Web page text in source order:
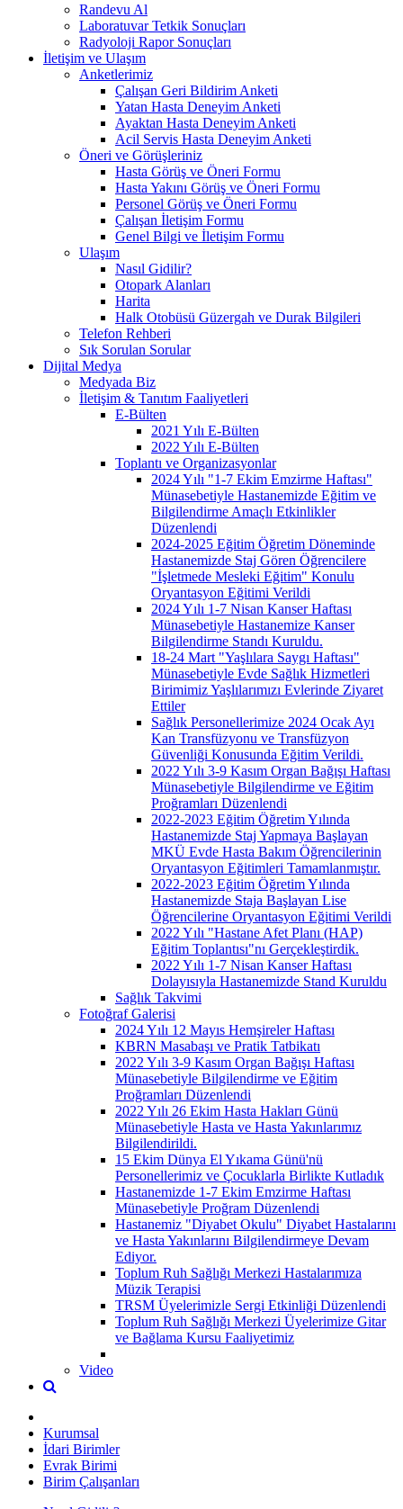
Randevu Al
Laboratuvar Tetkik Sonuçları
Radyoloji Rapor Sonuçları
İletişim ve Ulaşım
Anketlerimiz
Çalışan Geri Bildirim Anketi
Yatan Hasta Deneyim Anketi
Ayaktan Hasta Deneyim Anketi
Acil Servis Hasta Deneyim Anketi
Öneri ve Görüşleriniz
Hasta Görüş ve Öneri Formu
Hasta Yakını Görüş ve Öneri Formu
Personel Görüş ve Öneri Formu
Çalışan İletişim Formu
Genel Bilgi ve İletişim Formu
Ulaşım
Nasıl Gidilir?
Otopark Alanları
Harita
Halk Otobüsü Güzergah ve Durak Bilgileri
Telefon Rehberi
Sık Sorulan Sorular
Dijital Medya
Medyada Biz
İletişim & Tanıtım Faaliyetleri
E-Bülten
2021 Yılı E-Bülten
2022 Yılı E-Bülten
Toplantı ve Organizasyonlar
2024 Yılı "1-7 Ekim Emzirme Haftası"
Münasebetiyle Hastanemizde Eğitim ve
Bilgilendirme Amaçlı Etkinlikler
Düzenlendi
2024-2025 Eğitim Öğretim Döneminde
Hastanemizde Staj Gören Öğrencilere
"İşletmede Mesleki Eğitim" Konulu
Oryantasyon Eğitimi Verildi
2024 Yılı 1-7 Nisan Kanser Haftası
Münasebetiyle Hastanemize Kanser
Bilgilendirme Standı Kuruldu.
18-24 Mart "Yaşlılara Saygı Haftası"
Münasebetiyle Evde Sağlık Hizmetleri
Birimimiz Yaşlılarımızı Evlerinde Ziyaret
Ettiler
Sağlık Personellerimize 2024 Ocak Ayı
Kan Transfüzyonu ve Transfüzyon
Güvenliği Konusunda Eğitim Verildi.
2022 Yılı 3-9 Kasım Organ Bağışı Haftası
Münasebetiyle Bilgilendirme ve Eğitim
Proğramları Düzenlendi
2022-2023 Eğitim Öğretim Yılında
Hastanemizde Staj Yapmaya Başlayan
MKÜ Evde Hasta Bakım Öğrencilerinin
Oryantasyon Eğitimleri Tamamlanmıştır.
2022-2023 Eğitim Öğretim Yılında
Hastanemizde Staja Başlayan Lise
Öğrencilerine Oryantasyon Eğitimi Verildi
2022 Yılı "Hastane Afet Planı (HAP)
Eğitim Toplantısı"nı Gerçekleştirdik.
2022 Yılı 1-7 Nisan Kanser Haftası
Dolayısıyla Hastanemizde Stand Kuruldu
Sağlık Takvimi
Fotoğraf Galerisi
2024 Yılı 12 Mayıs Hemşireler Haftası
KBRN Masabaşı ve Pratik Tatbikatı
2022 Yılı 3-9 Kasım Organ Bağışı Haftası
Münasebetiyle Bilgilendirme ve Eğitim
Proğramları Düzenlendi
2022 Yılı 26 Ekim Hasta Hakları Günü
Münasebetiyle Hasta ve Hasta Yakınlarımız
Bilgilendirildi.
15 Ekim Dünya El Yıkama Günü'nü
Personellerimiz ve Çocuklarla Birlikte Kutladık
Hastanemizde 1-7 Ekim Emzirme Haftası
Münasebetiyle Proğram Düzenlendi
Hastanemiz "Diyabet Okulu" Diyabet Hastalarını
ve Hasta Yakınlarını Bilgilendirmeye Devam
Ediyor.
Toplum Ruh Sağlığı Merkezi Hastalarımıza
Müzik Terapisi
TRSM Üyelerimizle Sergi Etkinliği Düzenlendi
Toplum Ruh Sağlığı Merkezi Üyelerimize Gitar
ve Bağlama Kursu Faaliyetimiz
Video
Kurumsal
İdari Birimler
Evrak Birimi
Birim Çalışanları